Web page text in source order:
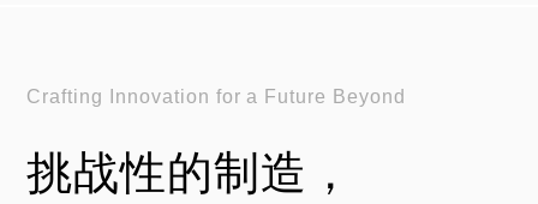
Crafting Innovation for a Future Beyond
挑战性的制造，